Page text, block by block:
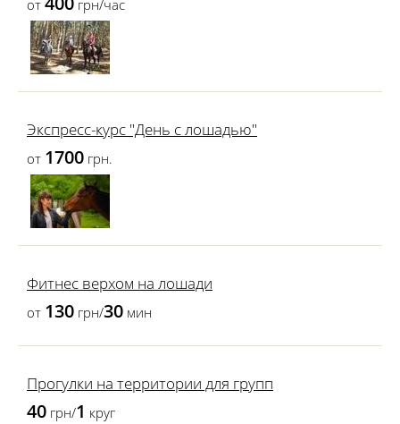
от грн/час
Экспресс-курс "День с лошадью"
от 1700 грн.
Фитнес верхом на лошади
от 130 грн/30 мин
Прогулки на территории для групп
40 грн/1 круг